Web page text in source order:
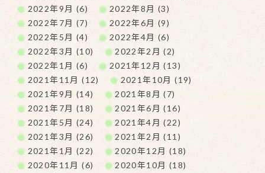
2022年9月 (6)
2022年8月 (3)
2022年7月 (7)
2022年6月 (9)
2022年5月 (4)
2022年4月 (6)
2022年3月 (10)
2022年2月 (2)
2022年1月 (6)
2021年12月 (13)
2021年11月 (12)
2021年10月 (19)
2021年9月 (14)
2021年8月 (7)
2021年7月 (18)
2021年6月 (16)
2021年5月 (24)
2021年4月 (22)
2021年3月 (26)
2021年2月 (11)
2021年1月 (22)
2020年12月 (18)
2020年11月 (6)
2020年10月 (18)